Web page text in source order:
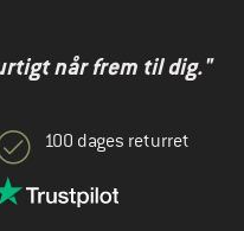
når frem til dig."
100 dages returret